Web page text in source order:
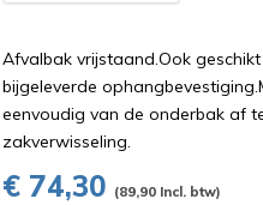
Afvalbak vrijstaand.Ook
bijgeleverde
eenvoudig van de onderbak af
zakverwisseling.
€ 74,30 (89,90 Incl. btw)